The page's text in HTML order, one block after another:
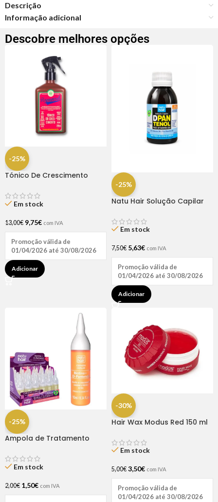
Descrição
Informação adicional
Descobre melhores opções
-25%
Tónico De Crescimento
Em stock
13,00€ 9,75€ com IVA
Promoção válida de
01/04/2026 até 30/08/2026
Adicionar
-25%
Natu Hair Solução Capilar
Em stock
7,50€ 5,63€ com IVA
Promoção válida de
01/04/2026 até 30/08/2026
Adicionar
-25%
Ampola de Tratamento
Hair (1 UNIDADE)
Em stock
2,00€ 1,50€ com IVA
-30%
Hair Wax Modus Red 150 ml
Em stock
5,00€ 3,50€ com IVA
Promoção válida de
01/04/2026 até 30/08/2026